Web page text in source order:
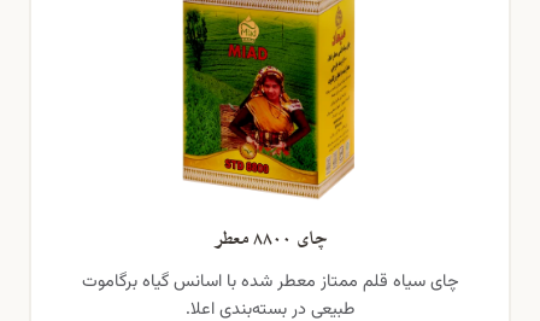
چای ۸۸۰۰ معطر
چای سیاه قلم ممتاز معطر شده با اسانس گیاه برگاموت
طبیعی در بسته‌بندی اعلا.